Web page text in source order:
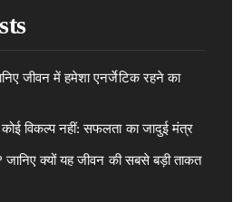
जीवन में हमेशा एनर्जेटिक रहने का
विकल्प नहीं: सफलता का जादुई मंत्र
जानिए क्यों यह जीवन की सबसे बड़ी ताकत